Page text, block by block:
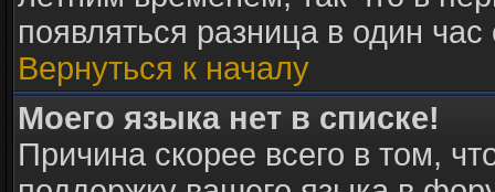
появляться разница в один
Вернуться к началу
Моего языка нет в списке!
Причина скорее всего в том,